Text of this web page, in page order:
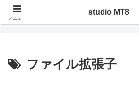
ジャンルを問わず管理人の気になったことや調べ
ファイル拡張子
メニュー
studio MT8